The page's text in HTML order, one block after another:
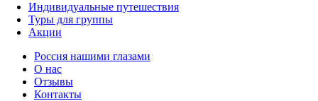
Индивидуальные путешествия
Туры для группы
Акции
Россия нашими глазами
О нас
Отзывы
Контакты